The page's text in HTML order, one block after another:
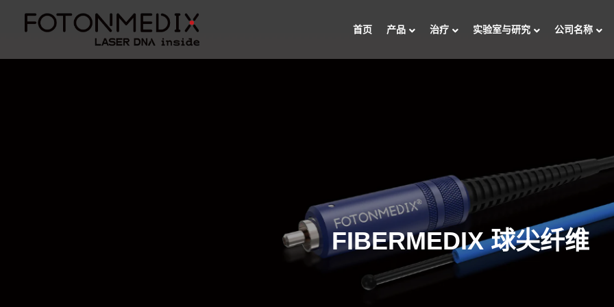
首页 产品 治疗 实验室与研究 公司名称
FIBERMEDIX 球尖纤维